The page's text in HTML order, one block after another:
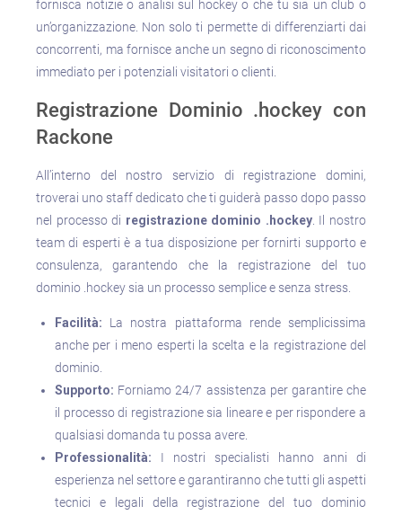
fornisca notizie o analisi sul hockey o che tu sia un club o
un’organizzazione. Non solo ti permette di differenziarti dai
concorrenti, ma fornisce anche un segno di riconoscimento
immediato per i potenziali visitatori o clienti.
Registrazione Dominio .hockey con
Rackone
All’interno del nostro servizio di registrazione domini,
troverai uno staff dedicato che ti guiderà passo dopo passo
nel processo di registrazione dominio .hockey. Il nostro
team di esperti è a tua disposizione per fornirti supporto e
consulenza, garantendo che la registrazione del tuo
dominio .hockey sia un processo semplice e senza stress.
Facilità: La nostra piattaforma rende semplicissima
anche per i meno esperti la scelta e la registrazione del
dominio.
Supporto: Forniamo 24/7 assistenza per garantire che
il processo di registrazione sia lineare e per rispondere a
qualsiasi domanda tu possa avere.
Professionalità: I nostri specialisti hanno anni di
esperienza nel settore e garantiranno che tutti gli aspetti
tecnici e legali della registrazione del tuo dominio